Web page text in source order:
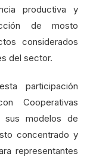
productiva y
de mosto
considerados
del sector.
participación
Cooperativas
sus modelos de
concentrado y
representantes